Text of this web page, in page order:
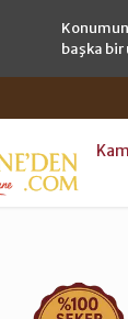
başka